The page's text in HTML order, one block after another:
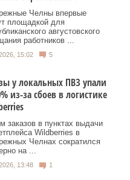
Челны впервые
площадкой для
августовского
работников ...
15:02 5
у локальных ПВЗ упали
из-за сбоев в логистике
заказов в пунктах выдачи
Wildberries в
Челнах сократился
на ...
13:48 1